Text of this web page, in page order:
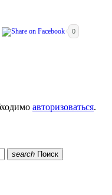
0
авторизоваться.
search Поиск